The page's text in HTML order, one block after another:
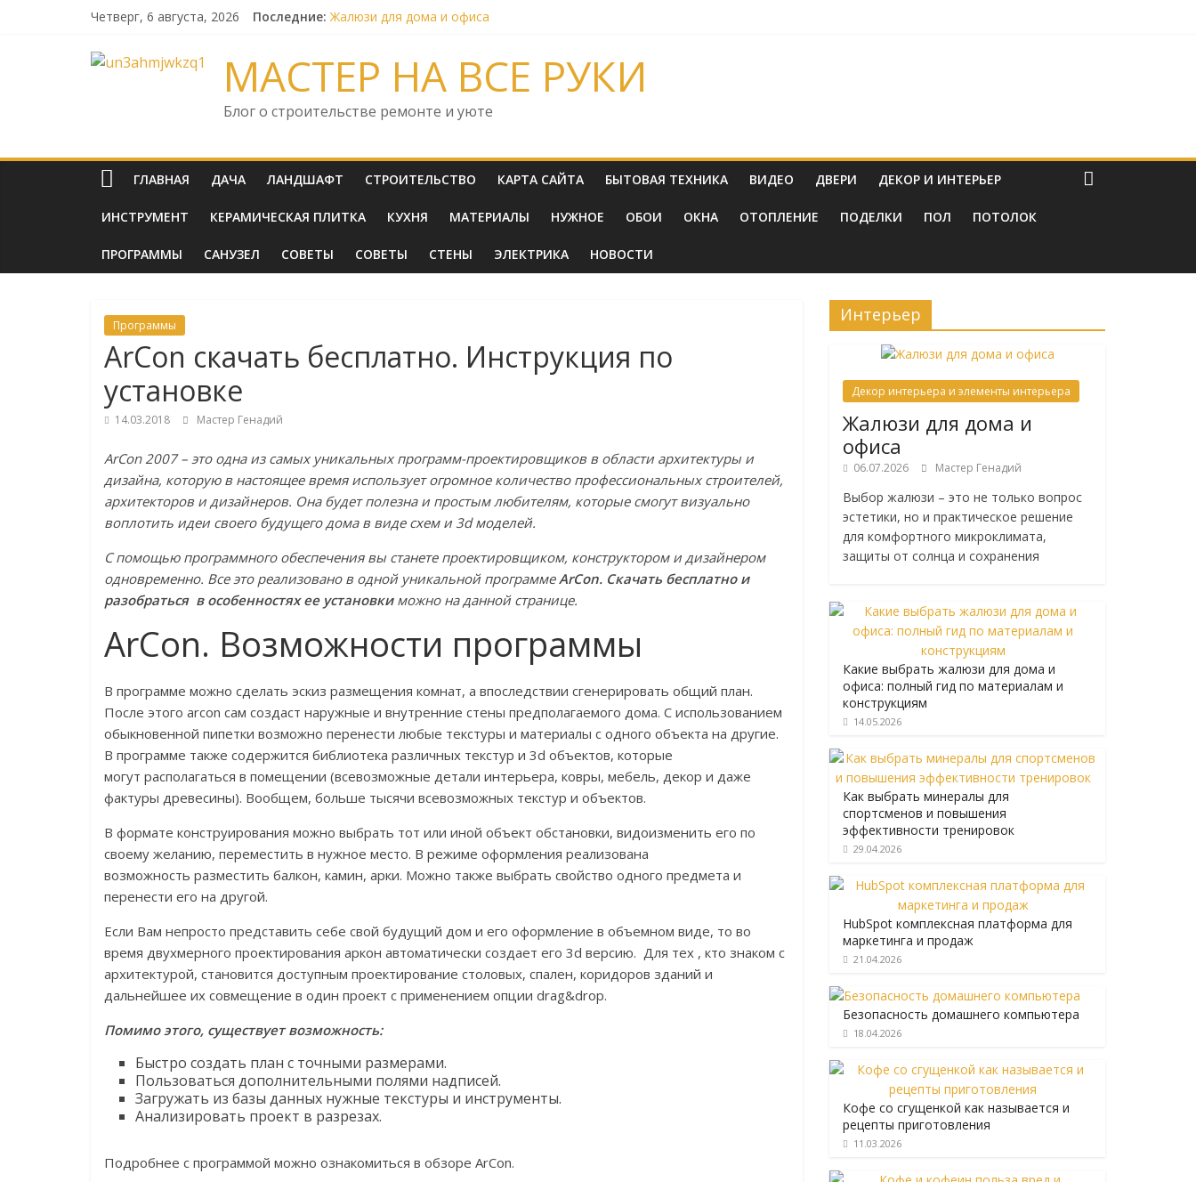
Четверг, 6 августа, 2026 Последние: Жалюзи для дома и офиса
HubSpot комплексная платформа для маркетинга и продаж
Безопасность домашнего компьютера
МАСТЕР НА ВСЕ РУКИ
Блог о строительстве ремонте и уюте
ГЛАВНАЯ ДАЧА ЛАНДШАФТ СТРОИТЕЛЬСТВО КАРТА САЙТА БЫТОВАЯ ТЕХНИКА ВИДЕО ДВЕРИ ДЕКОР И ИНТЕРЬЕР
ИНСТРУМЕНТ КЕРАМИЧЕСКАЯ ПЛИТКА КУХНЯ МАТЕРИАЛЫ НУЖНОЕ ОБОИ ОКНА ОТОПЛЕНИЕ ПОДЕЛКИ ПОЛ ПОТОЛОК
ПРОГРАММЫ САНУЗЕЛ СОВЕТЫ СОВЕТЫ СТЕНЫ ЭЛЕКТРИКА НОВОСТИ
Программы
ArCon скачать бесплатно. Инструкция по
установке
14.03.2018 Мастер Генадий
ArСon 2007 – это одна из самых уникальных программ-проектировщиков в области архитектуры и
дизайна, которую в настоящее время использует огромное количество профессиональных строителей,
архитекторов и дизайнеров. Она будет полезна и простым любителям, которые смогут визуально
воплотить идеи своего будущего дома в виде схем и 3d моделей.
С помощью программного обеспечения вы станете проектировщиком, конструктором и дизайнером
одновременно. Все это реализовано в одной уникальной программеАrCon. Скачать бесплатно и
разобраться в особенностях ее установкиможно на данной странице.
ArCon. Возможности программы
В программе можно сделать эскиз размещения комнат, а впоследствии сгенерировать общий план.
После этого arcon сам создаст наружные и внутренние стены предполагаемого дома. С использованием
обыкновенной пипетки возможно перенести любые текстуры и материалы с одного объекта на другие.
В программе также содержится библиотека различных текстур и 3d объектов, которые
могут располагаться в помещении (всевозможные детали интерьера, ковры, мебель, декор и даже
фактуры древесины). Вообщем, больше тысячи всевозможных текстур и объектов.
В формате конструирования можно выбрать тот или иной объект обстановки, видоизменить его по
своему желанию, переместить в нужное место. В режиме оформления реализована
возможность разместить балкон, камин, арки. Можно также выбрать свойство одного предмета и
перенести его на другой.
Если Вам непросто представить себе свой будущий дом и его оформление в объемном виде, то во
время двухмерного проектирования аркон автоматически создает его 3d версию. Для тех , кто знаком с
архитектурой, становится доступным проектирование столовых, спален, коридоров зданий и
дальнейшее их совмещение в один проект с применением опции drag&drop.
Помимо этого, существует возможность:
Быстро создать план с точными размерами.
Пользоваться дополнительными полями надписей.
Загружать из базы данных нужные текстуры и инструменты.
Анализировать проект в разрезах.
Подробнее с программой можно ознакомиться в обзоре ArCon.
Интерьер
Декор интерьера и элементы интерьера
Жалюзи для дома и
офиса
06.07.2026 Мастер Генадий
Выбор жалюзи – это не только вопрос
эстетики, но и практическое решение
для комфортного микроклимата,
защиты от солнца и сохранения
Какие выбрать жалюзи для дома и
офиса: полный гид по материалам и
конструкциям
14.05.2026
Как выбрать минералы для
спортсменов и повышения
эффективности тренировок
29.04.2026
HubSpot комплексная платформа для
маркетинга и продаж
21.04.2026
Безопасность домашнего компьютера
18.04.2026
Кофе со сгущенкой как называется и
рецепты приготовления
11.03.2026